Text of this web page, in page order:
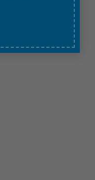
de falhas de
PDF por parte